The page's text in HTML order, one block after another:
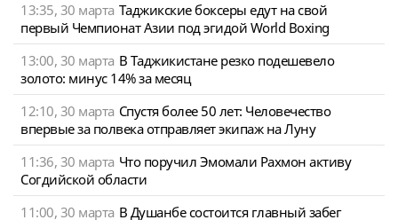
13:35, 30 марта Таджикские боксеры едут на свой
первый Чемпионат Азии под эгидой World Boxing
13:00, 30 марта В Таджикистане резко подешевело
золото: минус 14% за месяц
12:10, 30 марта Спустя более 50 лет: Человечество
впервые за полвека отправляет экипаж на Луну
11:36, 30 марта Что поручил Эмомали Рахмон активу
Согдийской области
11:00, 30 марта В Душанбе состоится главный забег